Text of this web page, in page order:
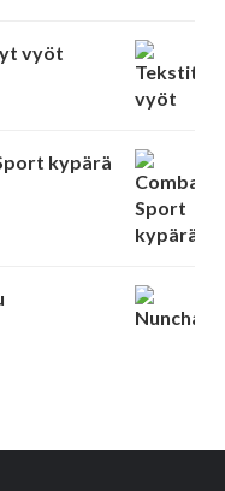
vyöt
kypärä